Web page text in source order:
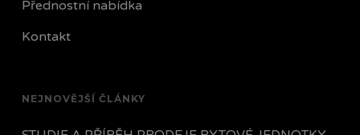
Přednostní nabídka
Kontakt
NEJNOVĚJŠÍ ČLÁNKY